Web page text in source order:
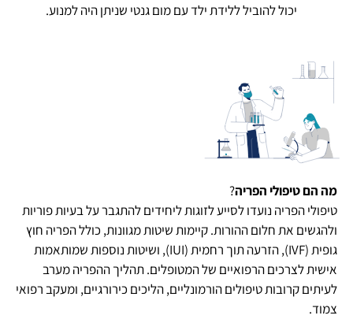
יכול להוביל ללידת ילד עם מום גנטי שניתן היה למנוע.
מה הם טיפולי הפריה?
טיפולי הפריה נועדו לסייע לזוגות ליחידים להתגבר על בעיות פוריות
ולהגשים את חלום ההורות. קיימות שיטות מגוונות, כולל הפריה חוץ
גופית (IVF), הזרעה תוך רחמית (IUI), ושיטות נוספות שמותאמות
אישית לצרכים הרפואיים של המטופלים. תהליך ההפריה מערב
לעיתים קרובות טיפולים הורמונליים, הליכים כירורגיים, ומעקב רפואי
צמוד.